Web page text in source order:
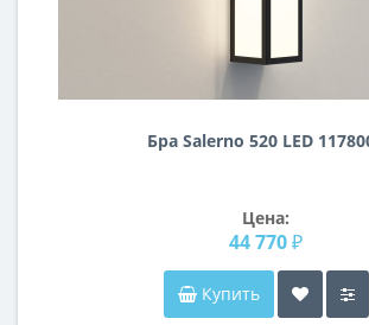
Бра Salerno 520 LED
Цена:
44 770 ₽
Купить